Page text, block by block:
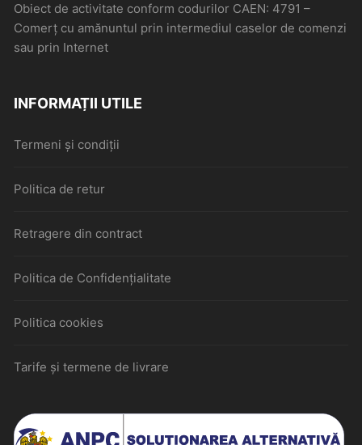
Obiect de activitate conform codurilor CAEN: 4791 –
Comerţ cu amănuntul prin intermediul caselor de comenzi
sau prin Internet
INFORMAȚII UTILE
Termeni și condiții
Politica de retur
Retragere din contract
Politica de Confidențialitate
Politica cookies
Tarife și termene de livrare